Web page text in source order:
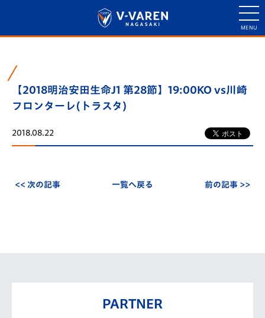
【2018明治安田生命J1 第28節】19:00KO vs川崎
フロンターレ(トラスタ)
2018.08.22
<< 次の記事 一覧へ戻る 前の記事 >>
PARTNER